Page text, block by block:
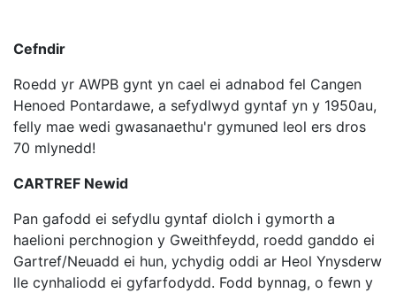
Cefndir
Roedd yr AWPB gynt yn cael ei adnabod fel Cangen
Henoed Pontardawe, a sefydlwyd gyntaf yn y 1950au,
felly mae wedi gwasanaethu'r gymuned leol ers dros
70 mlynedd!
CARTREF Newid
Pan gafodd ei sefydlu gyntaf diolch i gymorth a
haelioni perchnogion y Gweithfeydd, roedd ganddo ei
Gartref/Neuadd ei hun, ychydig oddi ar Heol Ynysderw
lle cynhaliodd ei gyfarfodydd. Fodd bynnag, o fewn y